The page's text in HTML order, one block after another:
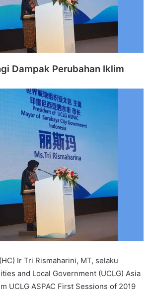
Dampak Perubahan Iklim
Ir Tri Rismaharini, MT, selaku
and Local Government (UCLG) Asia
UCLG ASPAC First Sessions of 2019